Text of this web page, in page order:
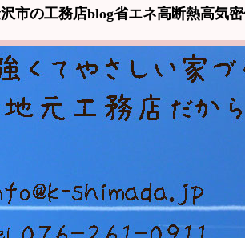
市の工務店blog省エネ高断熱高気